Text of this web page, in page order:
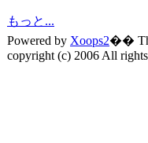
もっと...
Powered by Xoops2��
copyright (c) 2006 All rights